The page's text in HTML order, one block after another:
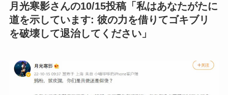
月光寒影さんの10/15投稿「私はあなたがたに
道を示しています: 彼の力を借りてゴキブリ
を破壊して退治してください」